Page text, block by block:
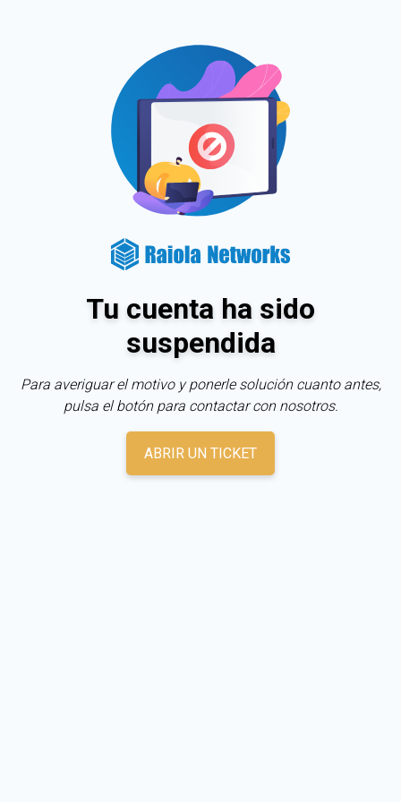
Tu cuenta ha sido
suspendida
Para averiguar el motivo y ponerle solución cuanto antes,
pulsa el botón para contactar con nosotros.
ABRIR UN TICKET